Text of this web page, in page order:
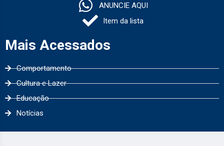
ANUNCIE AQUI
Item da lista
Mais Acessados
Comportamento
Cultura e Lazer
Educação
Notícias